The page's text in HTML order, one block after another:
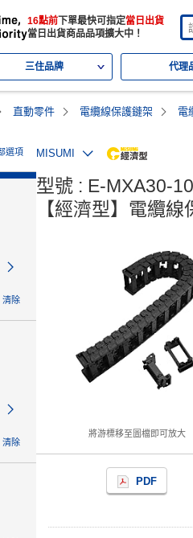
16點前 下單最快可指定當日出貨
當日出貨商品品項擴大中！
三住品牌 代理
直動零件 電纜線保護鏈架 電
選項
清除
清除
MISUMI
型號 : E-MXA30-
【經濟型】電纜
將游標移至圖檔即可放大
PDF